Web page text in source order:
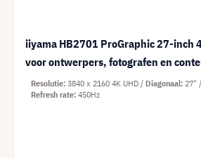
iiyama HB2701 ProGraphic 27-inch
voor ontwerpers, fotografen en
Resolutie 3840 x 2160 4K UHD Diagonaal 27"
Refresh rate 450Hz